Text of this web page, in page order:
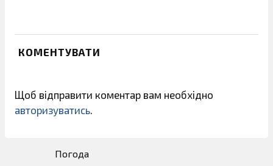
КОМЕНТУВАТИ
Щоб відправити коментар вам необхідно
авторизуватись.
Погода